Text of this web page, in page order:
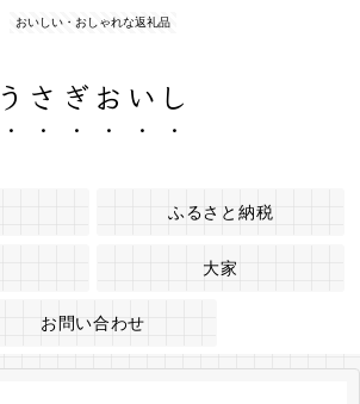
おいしい・おしゃれな返礼品
うさぎおいし
ふるさと納税
大家
お問い合わせ